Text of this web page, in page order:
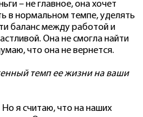
– не главное, она хочет
в нормальном темпе, уделять
баланс между работой и
Она не смогла найти
что она не вернется.
темп ее жизни на ваши
я считаю, что на наших